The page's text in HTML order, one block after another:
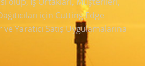
için Cutting Edge
Yaratıcı Satış Uygulamalarına